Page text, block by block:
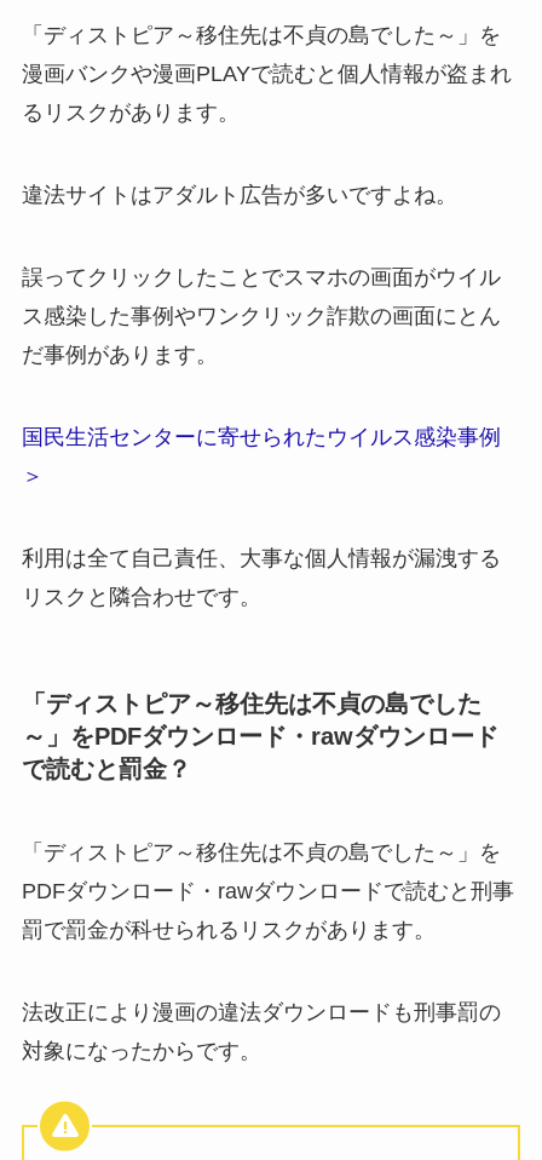
「ディストピア～移住先は不貞の島でした～」を
漫画バンクや漫画PLAYで読むと個人情報が盗まれ
るリスクがあります。
違法サイトはアダルト広告が多いですよね。
誤ってクリックしたことでスマホの画面がウイル
ス感染した事例やワンクリック詐欺の画面にとん
だ事例があります。
国民生活センターに寄せられたウイルス感染事例
＞
利用は全て自己責任、大事な個人情報が漏洩する
リスクと隣合わせです。
「ディストピア～移住先は不貞の島でした
～」をPDFダウンロード・rawダウンロード
で読むと罰金？
「ディストピア～移住先は不貞の島でした～」を
PDFダウンロード・rawダウンロードで読むと刑事
罰で罰金が科せられるリスクがあります。
法改正により漫画の違法ダウンロードも刑事罰の
対象になったからです。